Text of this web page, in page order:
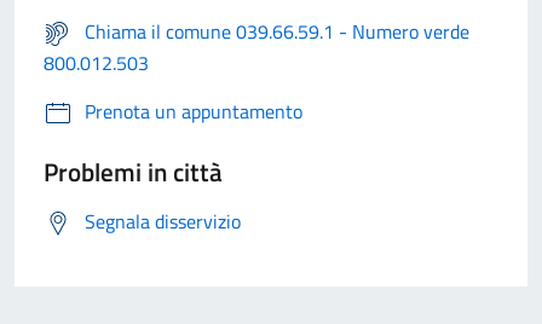
Chiama il comune 039.66.59.1 - Numero verde
800.012.503
Prenota un appuntamento
Problemi in città
Segnala disservizio